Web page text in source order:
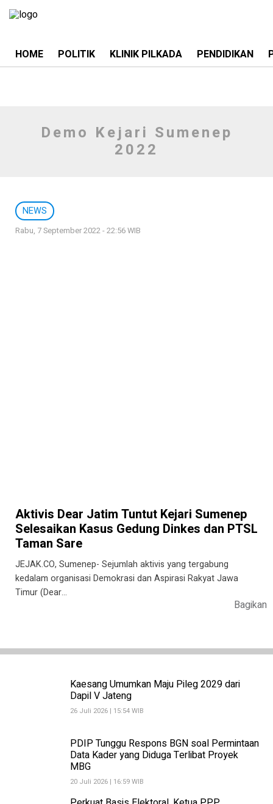
HOME POLITIK KLINIK PILKADA PENDIDIKAN
Kaesang Umumkan Maju Pileg 2029 dari
Dapil V Jateng
26 Juli 2026 | 15:54 WIB
PDIP Tunggu Respons BGN soal Permintaan
Data Kader yang Diduga Terlibat Proyek
MBG
20 Juli 2026 | 16:59 WIB
Demo Kejari Sumenep
2022
NEWS
Rabu, 7 September 2022 - 22:56 WIB
Aktivis Dear Jatim Tuntut Kejari Sumenep
Selesaikan Kasus Gedung Dinkes dan PTSL
Taman Sare
JEJAK.CO, Sumenep- Sejumlah aktivis yang tergabung
kedalam organisasi Demokrasi dan Aspirasi Rakyat Jawa
Timur (Dear…
Bagikan